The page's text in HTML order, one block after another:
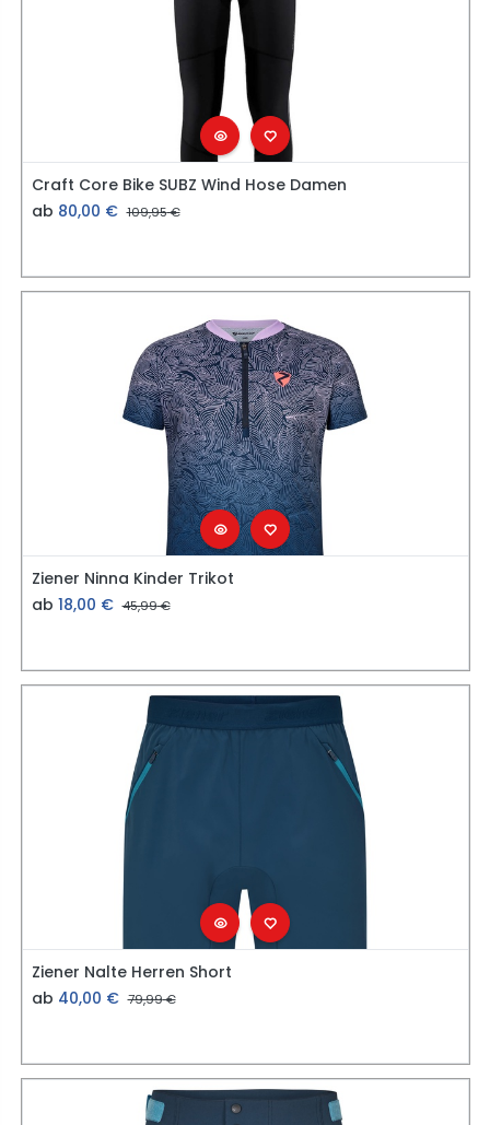
Craft Core Bike SUBZ Wind Hose Damen
ab 80,00 € 109,95€
Ziener Ninna Kinder Trikot
ab 18,00 € 45,99€
Ziener Nalte Herren Short
ab 40,00 € 79,99€